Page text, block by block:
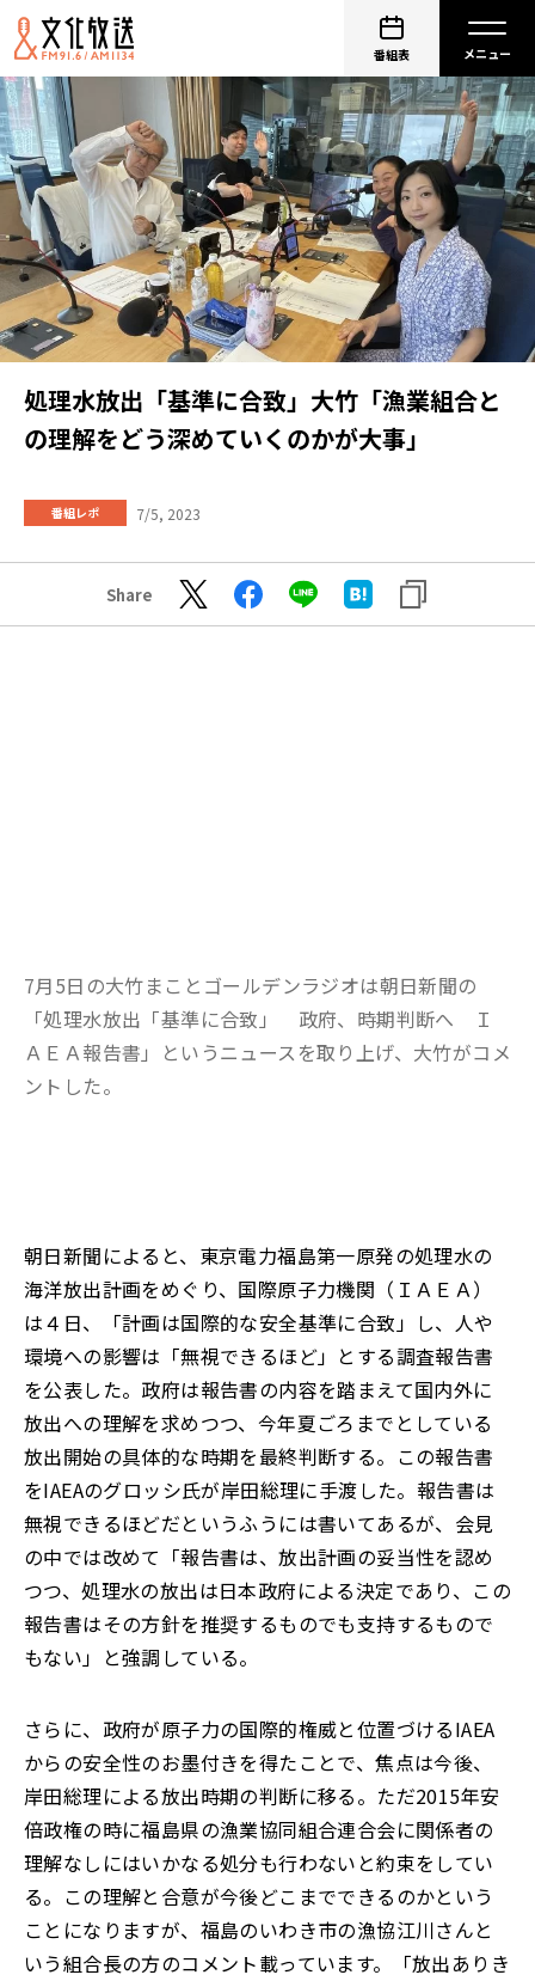
番組表
処理水放出「基準に合致」大竹「漁業組合と
の理解をどう深めていくのかが大事」
番組レポ 7/5, 2023
Share
7月5日の大竹まことゴールデンラジオは朝日新聞の
「処理水放出「基準に合致」 政府、時期判断へ Ｉ
ＡＥＡ報告書」というニュースを取り上げ、大竹がコメ
ントした。
朝日新聞によると、東京電力福島第一原発の処理水の
海洋放出計画をめぐり、国際原子力機関（ＩＡＥＡ）
は４日、「計画は国際的な安全基準に合致」し、人や
環境への影響は「無視できるほど」とする調査報告書
を公表した。政府は報告書の内容を踏まえて国内外に
放出への理解を求めつつ、今年夏ごろまでとしている
放出開始の具体的な時期を最終判断する。この報告書
をIAEAのグロッシ氏が岸田総理に手渡した。報告書は
無視できるほどだというふうには書いてあるが、会見
の中では改めて「報告書は、放出計画の妥当性を認め
つつ、処理水の放出は日本政府による決定であり、この
報告書はその方針を推奨するものでも支持するもので
もない」と強調している。
さらに、政府が原子力の国際的権威と位置づけるIAEA
からの安全性のお墨付きを得たことで、焦点は今後、
岸田総理による放出時期の判断に移る。ただ2015年安
倍政権の時に福島県の漁業協同組合連合会に関係者の
理解なしにはいかなる処分も行わないと約束をしてい
る。この理解と合意が今後どこまでできるのかという
ことになりますが、福島のいわき市の漁協江川さんと
いう組合長の方のコメント載っています。「放出ありき